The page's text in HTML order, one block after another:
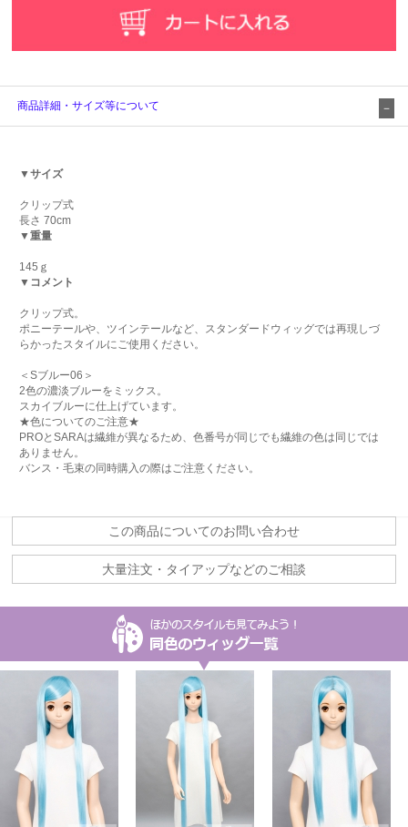
商品詳細・サイズ等について
▼サイズ
クリップ式
長さ 70cm
▼重量
145ｇ
▼コメント
クリップ式。
ポニーテールや、ツインテールなど、スタンダードウィッグでは再現しづ
らかったスタイルにご使用ください。
＜Sブルー06＞
2色の濃淡ブルーをミックス。
スカイブルーに仕上げています。
★色についてのご注意★
PROとSARAは繊維が異なるため、色番号が同じでも繊維の色は同じでは
ありません。
バンス・毛束の同時購入の際はご注意ください。
この商品についてのお問い合わせ
大量注文・タイアップなどのご相談